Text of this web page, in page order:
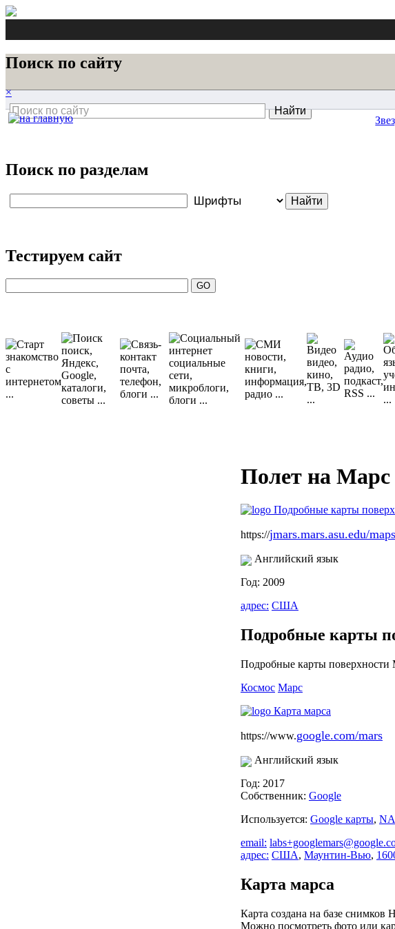
Поиск по сайту
×
Поиск по разделам
Тестируем сайт
Полет на Марс
https://jmars.mars.asu.edu/
Английский язык
Год: 2009
адрес: США
Подробные карты
Подробные карты поверхности
Космос Марс
https://www.google.com/mars
Английский язык
Год: 2017
Собственник: Google
Используется: Google карты,
email:
адрес: США, Маунтин-Вью,
Карта марса
Карта создана на базе
Можно посмотреть фото или